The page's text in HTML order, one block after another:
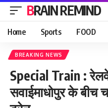
BRAIN REMIND
Home Sports FOOD
BREAKING NEWS
Special Train : रेलवे
सवाईमाधोपुर के